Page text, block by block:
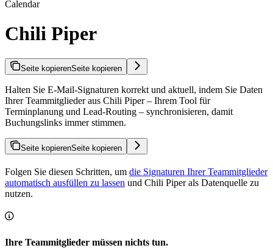
Calendar
Chili Piper
Seite kopierenSeite kopieren
Halten Sie E-Mail-Signaturen korrekt und aktuell, indem Sie Daten
Ihrer Teammitglieder aus Chili Piper – Ihrem Tool für
Terminplanung und Lead-Routing – synchronisieren, damit
Buchungslinks immer stimmen.
Seite kopierenSeite kopieren
Folgen Sie diesen Schritten, um die Signaturen Ihrer Teammitglieder
automatisch ausfüllen zu lassen und Chili Piper als Datenquelle zu
nutzen.
Ihre Teammitglieder müssen nichts tun.